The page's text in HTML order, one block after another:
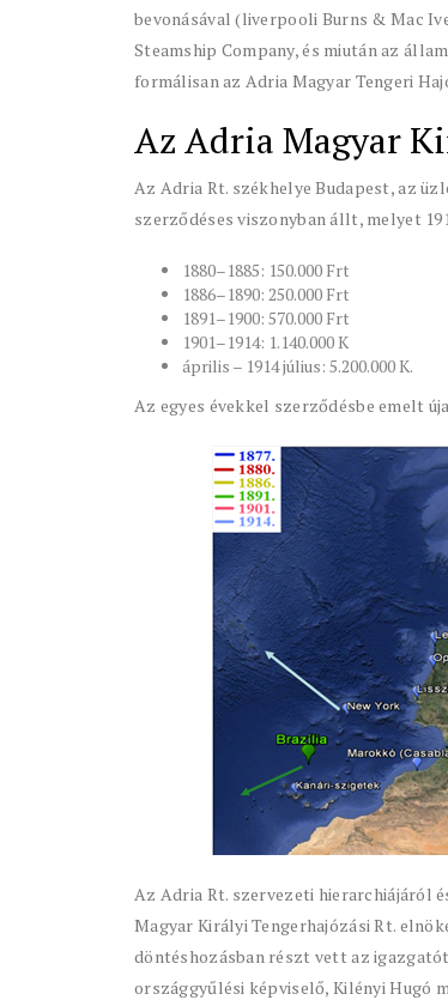
bevonásával (liverpooli Burns & Mac
Steamship Company, és miután az
formálisan az Adria Magyar Tengeri
Az Adria Magyar
Az Adria Rt. székhelye Budapest, az
szerződéses viszonyban állt, melyet
1880–1885: 150.000 Frt
1886–1890: 250.000 Frt
1891–1900: 570.000 Frt
1901–1914: 1.140.000 K
április – 1914 július: 5.200.000 K.
Az egyes évekkel szerződésbe emelt
Az Adria Rt. szervezeti hierarchiájáról
Magyar Királyi Tengerhajózási Rt.
döntéshozásban részt vett az
országgyűlési képviselő, Kilényi Hugó